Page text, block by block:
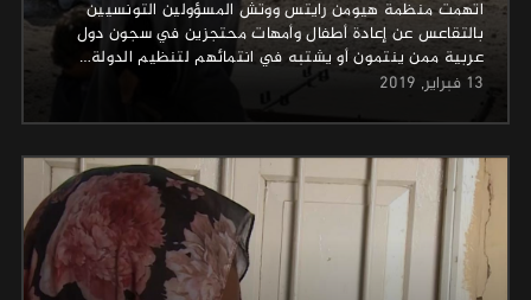
اتهمت منظمة هيومن رايتس ووتش المسؤولين التونسيين
بالتقاعس عن إعادة أطفال وأمهات محتجزين في سجون دول
عربية ممن ينتمون أو يشتبه في انتمائهم لتنظيم الدولة…
13 فبراير, 2019